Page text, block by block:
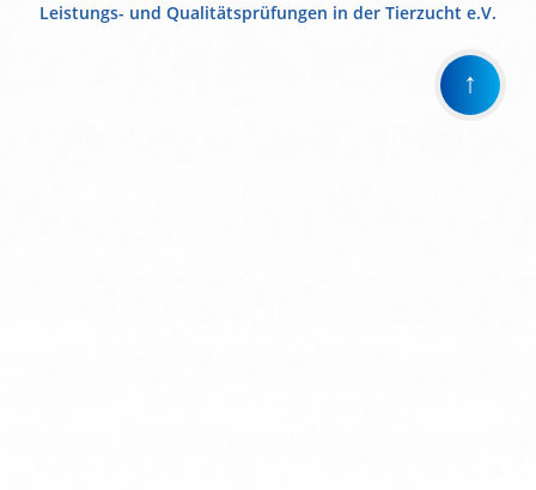
Leistungs- und Qualitätsprüfungen in der Tierzucht e.V.
↑